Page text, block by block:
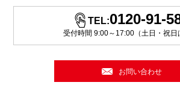
TEL:0120-91-
受付時間 9:00～17:00（土日・祝日
お問い合わせ